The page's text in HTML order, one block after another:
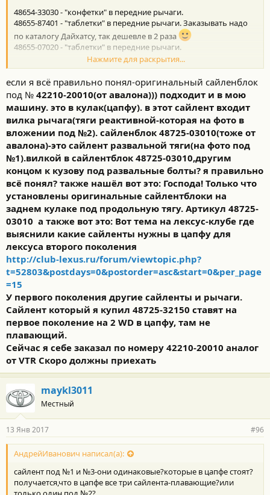
48654-33030 - "конфетки" в передние рычаги.
48655-87401 - "таблетки" в передние рычаги. Заказывать надо
по каталогу Дайхатсу, так дешевле в 2 раза
48655-07020 - "таблетки" в передние рычаги.
Все номера - Тойотовские.
.
Нажмите для раскрытия...
если я всё правильно понял-оригинальный сайленблок
под № 42210-20010(от авалона))) подходит и в мою
машину. это в кулак(цапфу). в этот сайлент входит
вилка рычага(тяги реактивной-которая на фото в
вложении под №2). сайленблок 48725-03010(тоже от
авалона)-это сайлент развальной тяги(на фото под
№1).вилкой в сайлентблок 48725-03010,другим
концом к кузову под развальные болты? я правильно
всё понял? также нашёл вот это: Господа! Только что
установлены оригинальные сайлентблоки на
заднем кулаке под продольную тягу. Артикул 48725-
03010 а также вот это: Вот тема на лексус-клубе где
выяснили какие сайленты нужны в цапфу для
лексуса второго поколения
http://club-lexus.ru/forum/viewtopic.php?
t=52803&postdays=0&postorder=asc&start=0&per_page
=15
У первого поколения другие сайленты и рычаги.
Сайлент который я купил 48725-32150 ставят на
первое поколение на 2 WD в цапфу, там не
плавающий.
Сейчас я себе заказал по номеру 42210-20010 аналог
от VTR Скоро должны приехать
maykl3011
Местный
13 Янв 2017 #96
АндрейИванович написал(а):
сайлент под №1 и №3-они одинаковые?которые в цапфе стоят?
получается,что в цапфе все три сайлента-плавающие?или